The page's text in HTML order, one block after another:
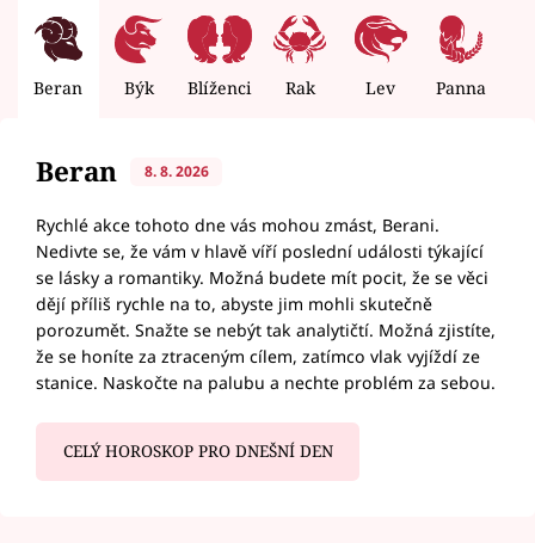
Beran Býk Blíženci Rak Lev Panna
Beran 8. 8. 2026
Rychlé akce tohoto dne vás mohou zmást, Berani.
Nedivte se, že vám v hlavě víří poslední události týkající
se lásky a romantiky. Možná budete mít pocit, že se věci
dějí příliš rychle na to, abyste jim mohli skutečně
porozumět. Snažte se nebýt tak analytičtí. Možná zjistíte,
že se honíte za ztraceným cílem, zatímco vlak vyjíždí ze
stanice. Naskočte na palubu a nechte problém za sebou.
CELÝ HOROSKOP PRO DNEŠNÍ DEN